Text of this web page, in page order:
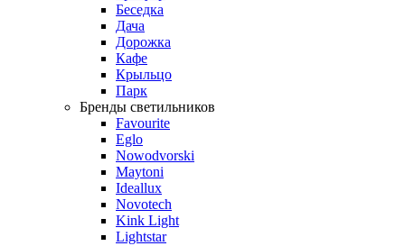
Беседка
Дача
Дорожка
Кафе
Крыльцо
Парк
Бренды светильников
Favourite
Eglo
Nowodvorski
Maytoni
Ideallux
Novotech
Kink Light
Lightstar